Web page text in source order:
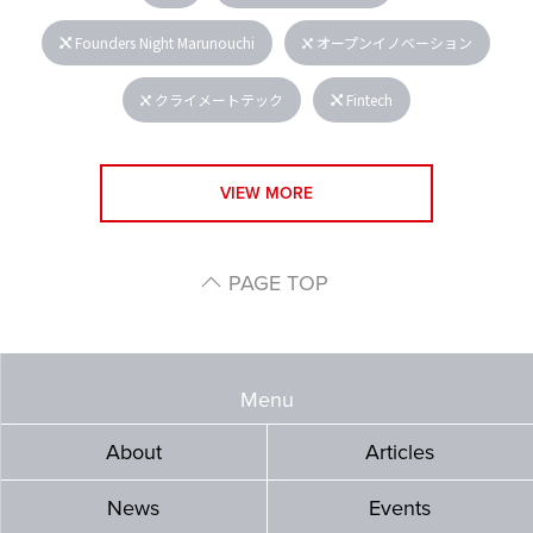
Founders Night Marunouchi オープンイノベーション
クライメートテック Fintech
VIEW MORE
PAGE TOP
Menu
About
Articles
News Events